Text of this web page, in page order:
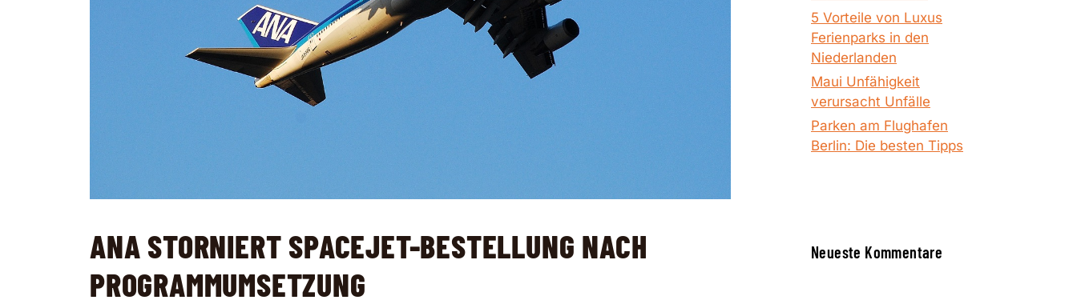
ANA STORNIERT SPACEJET-BESTELLUNG NACH
PROGRAMMUMSETZUNG
5 Vorteile von Luxus
Ferienparks in den
Niederlanden
Maui Unfähigkeit
verursacht Unfälle
Parken am Flughafen
Berlin: Die besten Tipps
Neueste Kommentare